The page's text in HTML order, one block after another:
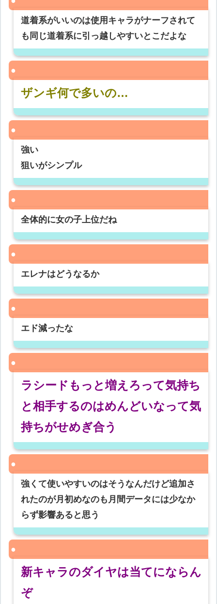
道着系がいいのは使用キャラがナーフされて
も同じ道着系に引っ越しやすいとこだよな
ザンギ何で多いの…
強い
狙いがシンプル
全体的に女の子上位だね
エレナはどうなるか
エド減ったな
ラシードもっと増えろって気持ち
と相手するのはめんどいなって気
持ちがせめぎ合う
強くて使いやすいのはそうなんだけど追加さ
れたのが月初めなのも月間データには少なか
らず影響あると思う
新キャラのダイヤは当てにならん
ぞ